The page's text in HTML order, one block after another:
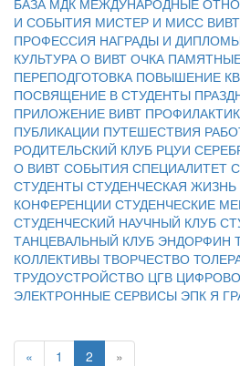
И СОБЫТИЯ МИСТЕР И МИСС ВИВТ
ПРОФЕССИЯ НАГРАДЫ И
КУЛЬТУРА О ВИВТ ОЧКА
ПЕРЕПОДГОТОВКА ПОВЫШЕНИЕ
ПОСВЯЩЕНИЕ В СТУДЕНТЫ
ПРИЛОЖЕНИЕ ВИВТ
ПУБЛИКАЦИИ ПУТЕШЕСТВИЯ
РОДИТЕЛЬСКИЙ КЛУБ РЦУИ
О ВИВТ СОБЫТИЯ СПЕЦИАЛИТЕТ
СТУДЕНТЫ СТУДЕНЧЕСКАЯ ЖИЗНЬ
КОНФЕРЕНЦИИ СТУДЕНЧЕСКИЕ
СТУДЕНЧЕСКИЙ НАУЧНЫЙ КЛУБ
ТАНЦЕВАЛЬНЫЙ КЛУБ ЭНДОРФИН
КОЛЛЕКТИВЫ ТВОРЧЕСТВО
ТРУДОУСТРОЙСТВО ЦГВ
ЭЛЕКТРОННЫЕ СЕРВИСЫ ЭПК Я
« 1 2 »